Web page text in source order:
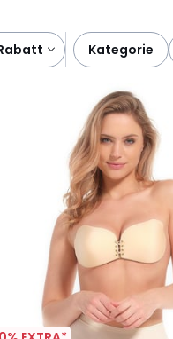
rabatt kategorie